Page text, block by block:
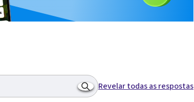
Revelar todas as respostas